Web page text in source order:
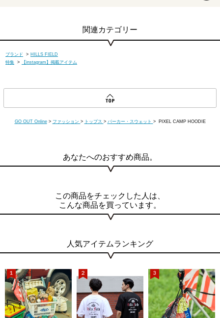
関連カテゴリー
ブランド > HILLS FIELD
特集 > 【instagram】掲載アイテム
GO OUT Online > ファッション > トップス > パーカー・スウェット > PIXEL CAMP HOODIE
あなたへのおすすめ商品。
この商品をチェックした人は、
こんな商品を買っています。
人気アイテムランキング